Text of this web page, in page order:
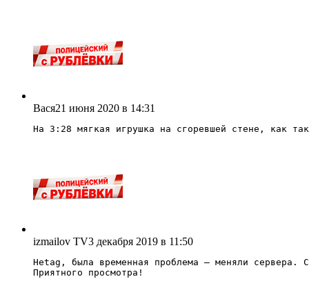
Вася21 июня 2020 в 14:31
На 3:28 мягкая игрушка на сгоревшей стене, как
izmailov TV3 декабря 2019 в 11:50
Hetag, была временная проблема – меняли сервера.
Приятного просмотра!